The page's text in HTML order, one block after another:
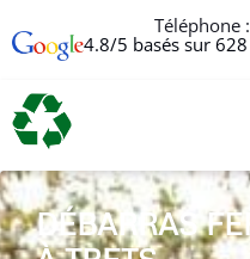
Téléphone :
4.8/5 basés sur
DÉBARRAS